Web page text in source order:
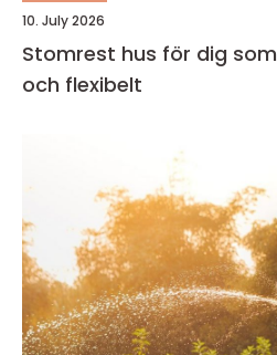
10. July 2026
Stomrest hus för dig
och flexibelt